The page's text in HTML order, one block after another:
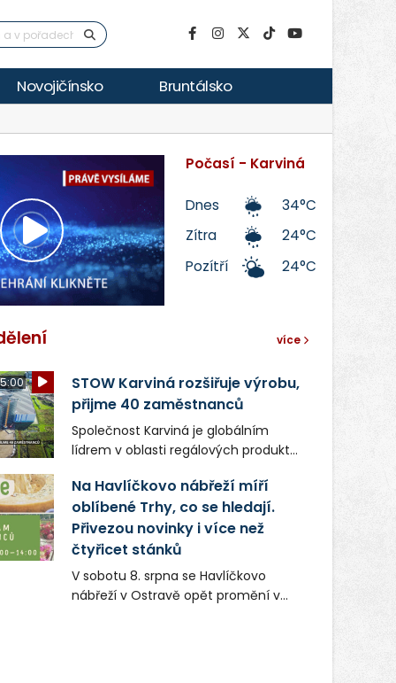
Novojičínsko Bruntálsko
Přehrát
video
Počasí - Karviná
Dnes
34°C
Zítra
24°C
Pozítří
24°C
více
STOW Karviná rozšiřuje výrobu,
přijme 40 zaměstnanců
Společnost Karviná je globálním
lídrem v oblasti regálových produktů
zaměstnavatelem na Karvinsku a
firmou s obrovským potenciálem.
Na Havlíčkovo nábřeží míří
oblíbené Trhy, co se hledají.
Přivezou novinky i více než
čtyřicet stánků
V sobotu 8. srpna se Havlíčkovo
nábřeží v Ostravě opět promění v